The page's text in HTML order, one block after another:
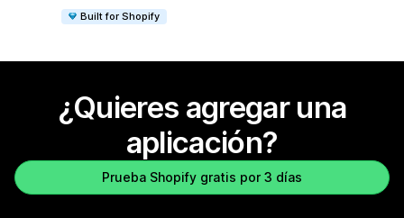
Built for Shopify
¿Quieres agregar una
aplicación?
Prueba Shopify gratis por 3 días